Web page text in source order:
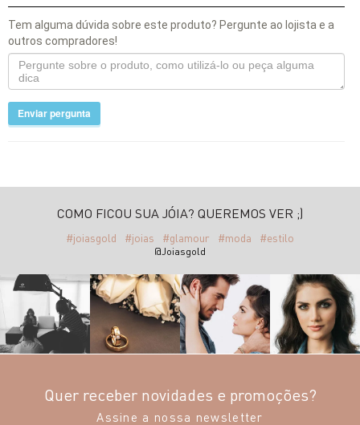
Tem alguma dúvida sobre este produto? Pergunte ao lojista e a
outros compradores!
Enviar pergunta
COMO FICOU SUA JÓIA? QUEREMOS VER ;)
#joiasgold #joias #glamour #moda #estilo
@Joiasgold
Quer receber novidades e promoções?
Assine a nossa newsletter